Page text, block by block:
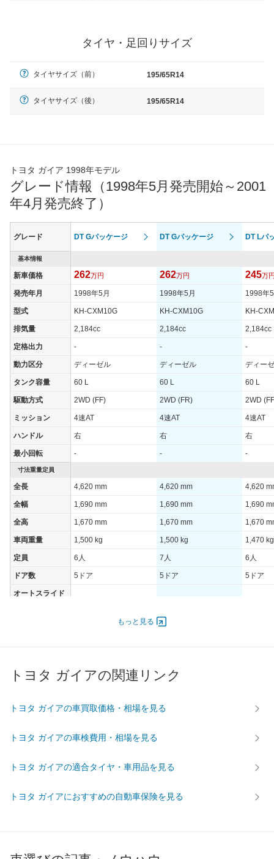
タイヤ・足回りサイズ
タイヤサイズ（前） 195/65R14
タイヤサイズ（後） 195/65R14
トヨタ ガイア 1998年モデル
グレード情報（1998年5月発売開始～2001
年4月発売終了）
グレード DT Gパッケージ DT Gパッケージ DT Lパ
基本情報
新車価格 262万円 262万円 245万
発売年月 1998年5月 1998年5月 1998年
型式 KH-CXM10G KH-CXM10G KH-
排気量 2,184cc 2,184cc 2,184cc
定格出力 - - -
動力区分 ディーゼル ディーゼル ディー
タンク容量 60 L 60 L 60 L
駆動方式 2WD (FF) 2WD (FR) 2WD
ミッション 4速AT 4速AT 4速AT
ハンドル 右 右 右
最小回転 - - -
寸法重量定員
全長 4,620 mm 4,620 mm 4,620
全幅 1,690 mm 1,690 mm 1,690
全高 1,670 mm 1,670 mm 1,670
車両重量 1,500 kg 1,500 kg 1,470 kg
定員 6人 7人 6人
ドア数 5ドア 5ドア 5ドア
オートスライド
過給機 TB TB
前輪サイズ 195/65R14 195/65R14 195/
燃費
WLTC/郊外 - -
もっと見る
トヨタ ガイアの関連リンク
トヨタ ガイアの車買取価格・相場を見る
トヨタ ガイアの車検費用・相場を見る
トヨタ ガイアの適合タイヤ・車用品を見る
トヨタ ガイアにおすすめの自動車保険を見る